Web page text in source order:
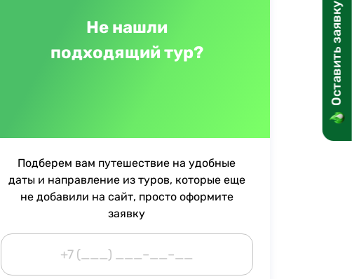
Не нашли
подходящий тур?
Подберем вам путешествие на удобные
даты и направление из туров, которые еще
не добавили на сайт, просто оформите
заявку
Оставить заявку